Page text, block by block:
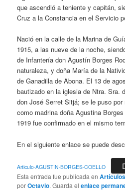
que ascendió a teniente y capitán,
Cruz a la Constancia en el Servicio
Nació en la calle de la Marina de
1915, a las nueve de la noche,
de Infantería don Agustín Borges
naturaleza, y doña María de la
de Ganadilla de Abona. El 13 de
bautizado en la iglesia de Ntra. Sra.
don José Serret Sitjá; se le puso por
como madrina doña Agustina
1919 fue confirmado en el mismo
En el siguiente enlace se puede
Articulo-AGUSTIN-BORGES-COELLO
Esta entrada fue publicada en
porOctavio. Guarda elenlace